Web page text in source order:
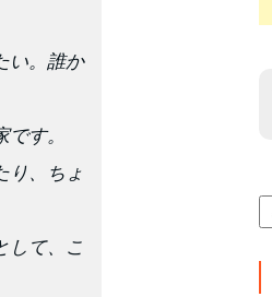
い。誰か
す。
り、ちょ
して、こ